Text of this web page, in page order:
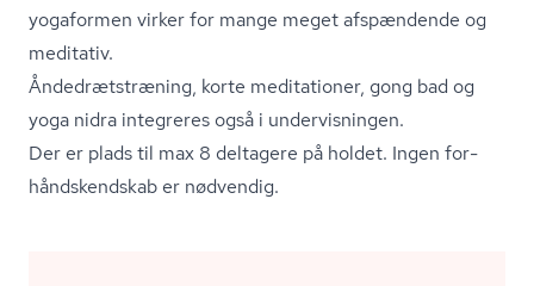
yogaformen virker for mange meget afspændende og
meditativ.
Ån­de­dræt­stræ­ning, korte meditationer, gong bad og
yoga nidra integreres også i undervisningen.
Der er plads til max 8 deltagere på holdet. Ingen for­
hånd­skend­skab er nødvendig.